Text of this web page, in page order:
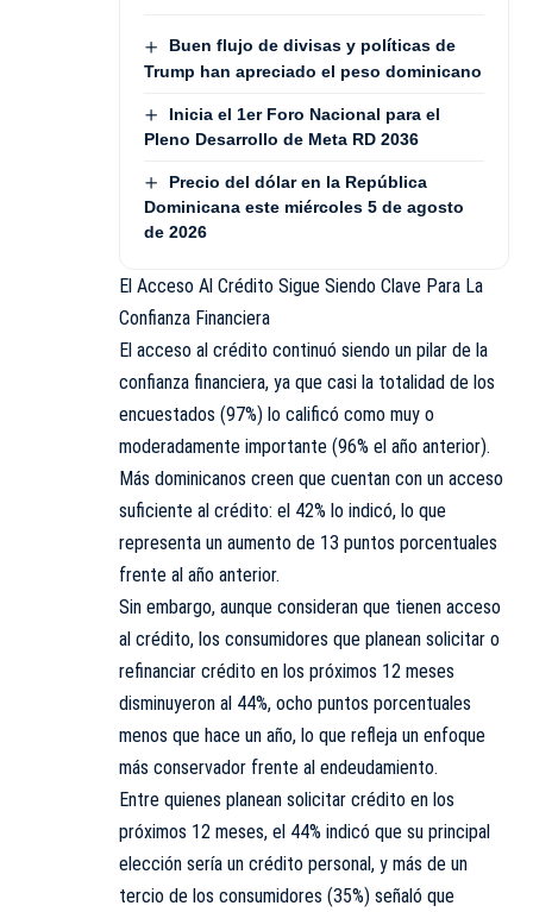
Buen flujo de divisas y políticas de
Trump han apreciado el peso dominicano
Inicia el 1er Foro Nacional para el
Pleno Desarrollo de Meta RD 2036
Precio del dólar en la República
Dominicana este miércoles 5 de agosto
de 2026
El Acceso Al Crédito Sigue Siendo Clave Para La
Confianza Financiera
El acceso al crédito continuó siendo un pilar de la
confianza financiera, ya que casi la totalidad de los
encuestados (97%) lo calificó como muy o
moderadamente importante (96% el año anterior).
Más dominicanos creen que cuentan con un acceso
suficiente al crédito: el 42% lo indicó, lo que
representa un aumento de 13 puntos porcentuales
frente al año anterior.
Sin embargo, aunque consideran que tienen acceso
al crédito, los consumidores que planean solicitar o
refinanciar crédito en los próximos 12 meses
disminuyeron al 44%, ocho puntos porcentuales
menos que hace un año, lo que refleja un enfoque
más conservador frente al endeudamiento.
Entre quienes planean solicitar crédito en los
próximos 12 meses, el 44% indicó que su principal
elección sería un crédito personal, y más de un
tercio de los consumidores (35%) señaló que